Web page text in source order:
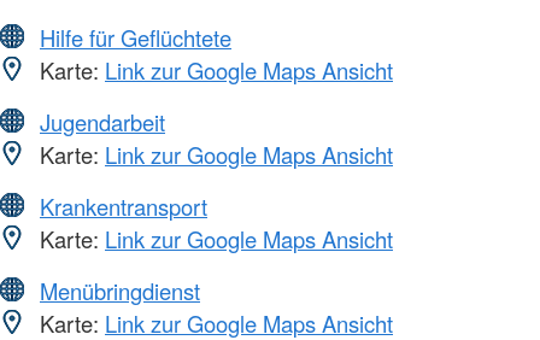
Hilfe für Geflüchtete
Karte: Link zur Google Maps Ansicht
Jugendarbeit
Karte: Link zur Google Maps Ansicht
Krankentransport
Karte: Link zur Google Maps Ansicht
Menübringdienst
Karte: Link zur Google Maps Ansicht